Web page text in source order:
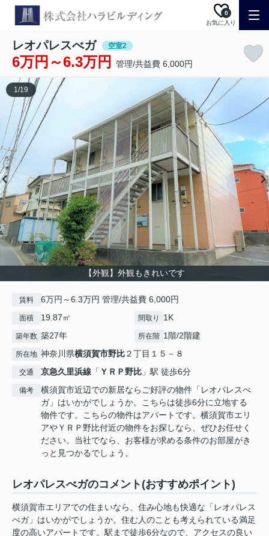
お気に入り
0
レオパレスべガ 空室2
6万円～6.3万円 管理/共益費 6,000円
【外観】外観もきれいです
1/19
賃料 6万円～6.3万円 管理/共益費 6,000円
面積 19.87㎡ 間取り 1K
築年数 築27年 所在階 1階/2階建
所在地 神奈川県横須賀市野比２丁目１５－８
交通 京急久里浜線 「 ＹＲＰ野比 」駅 徒歩6分
備考
横須賀市近辺での新居ならご好評の物件「レオパレスべ
ガ」はいかがでしょうか。こちらは徒歩6分に立地する
物件です。こちらの物件はアパートです。横須賀市エリ
アやＹＲＰ野比付近の物件をお探しなら、ぜひお任せく
ださい。当社でなら、お客様が求める条件のお部屋がき
っと見つかるでしょう。
レオパレスべガのコメント(おすすめポイント)
横須賀市エリアでの住まいなら、住み心地も快適な「レオパレス
べガ」はいかがでしょうか。住む人のことも考えられている満足
度の高いアパートです。駅まで徒歩6分なので、アクセスの良い